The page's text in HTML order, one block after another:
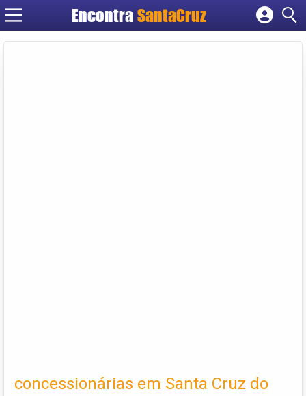
Encontra
Cadastrar empresa
concessionárias em Santa Cruz do